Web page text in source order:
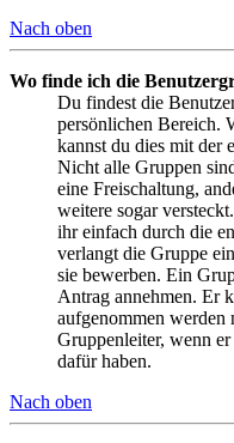
Nach oben
Wo finde ich die
Du findest die
persönlichen Bereich.
kannst du dies mit der
Nicht alle Gruppen
eine Freischaltung,
weitere sogar
ihr einfach durch die
verlangt die Gruppe
sie bewerben. Ein
Antrag annehmen. Er
aufgenommen werden
Gruppenleiter, wenn
dafür haben.
Nach oben